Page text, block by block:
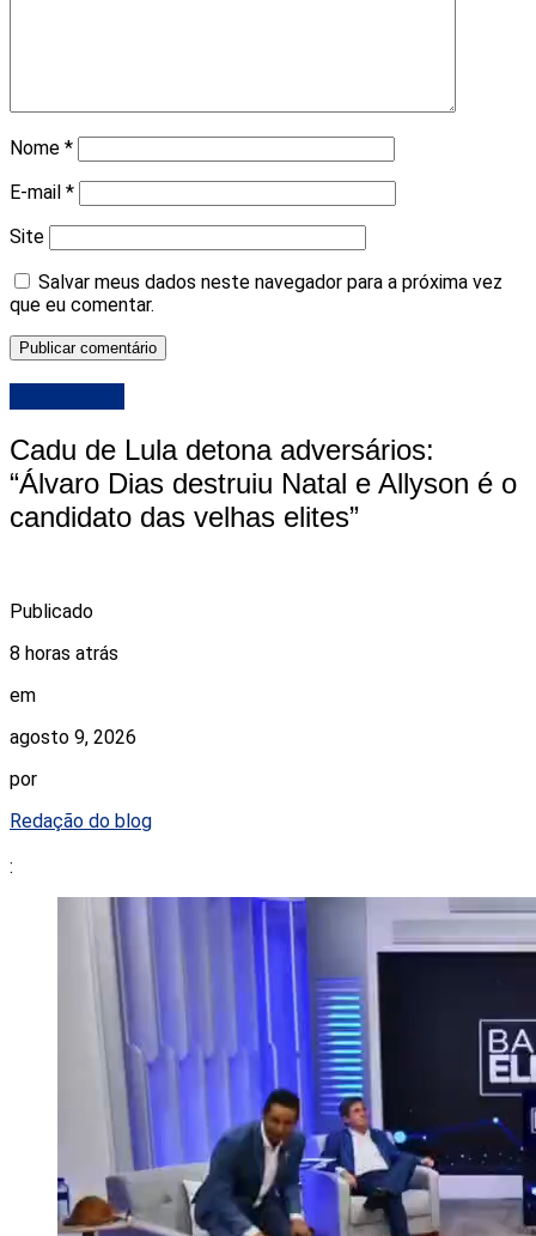
Nome *
E-mail *
Site
Salvar meus dados neste navegador para a próxima vez
que eu comentar.
Cadu de Lula detona adversários:
“Álvaro Dias destruiu Natal e Allyson é o
candidato das velhas elites”
Publicado
8 horas atrás
em
agosto 9, 2026
por
Redação do blog
: